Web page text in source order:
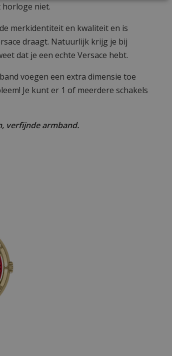
horloge niet.
merkidentiteit en kwaliteit en is
draagt. Natuurlijk krijg je bij
dat je een echte Versace hebt.
voegen een extra dimensie toe
Je kunt er 1 of meerdere schakels
verfijnde armband.